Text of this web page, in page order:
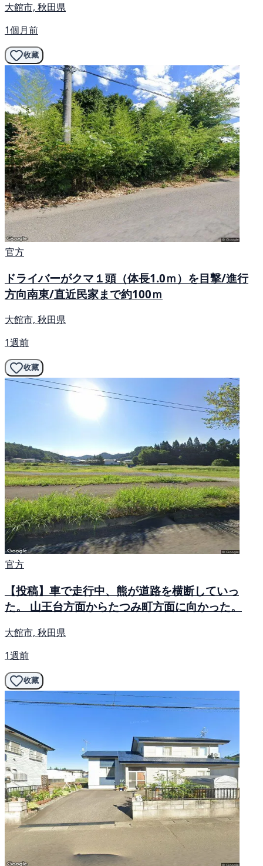
大館市, 秋田県
1個月前
收藏
官方
ドライバーがクマ１頭（体長1.0ｍ）を目撃/進行
方向南東/直近民家まで約100ｍ
大館市, 秋田県
1週前
收藏
官方
【投稿】車で走行中、熊が道路を横断していっ
た。 山王台方面からたつみ町方面に向かった。
大館市, 秋田県
1週前
收藏